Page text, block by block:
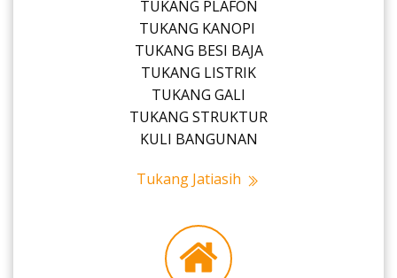
TUKANG PLAFON
TUKANG KANOPI
TUKANG BESI BAJA
TUKANG LISTRIK
TUKANG GALI
TUKANG STRUKTUR
KULI BANGUNAN
Tukang Jatiasih